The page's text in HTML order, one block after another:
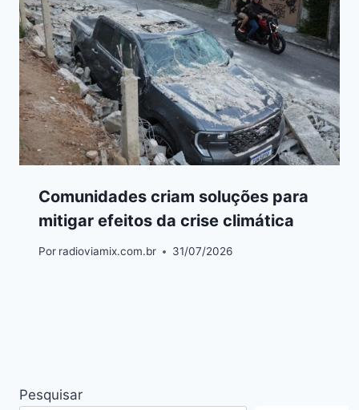
Comunidades criam soluções para
mitigar efeitos da crise climática
Por radioviamix.com.br 31/07/2026
Pesquisar